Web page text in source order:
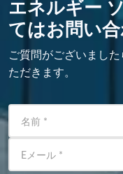
エネルギー
てはお問い合
ご質問がございまし
ただきます。
名前 *
Eメール *